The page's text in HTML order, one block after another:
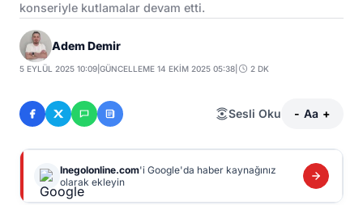
konseriyle kutlamalar devam etti.
Adem Demir
5 EYLÜL 2025 10:09 |GÜNCELLEME 14 EKIM 2025 05:38 2 DK
Sesli Oku - Aa +
Inegolonline.com'i Google'da haber kaynağınız
olarak ekleyin